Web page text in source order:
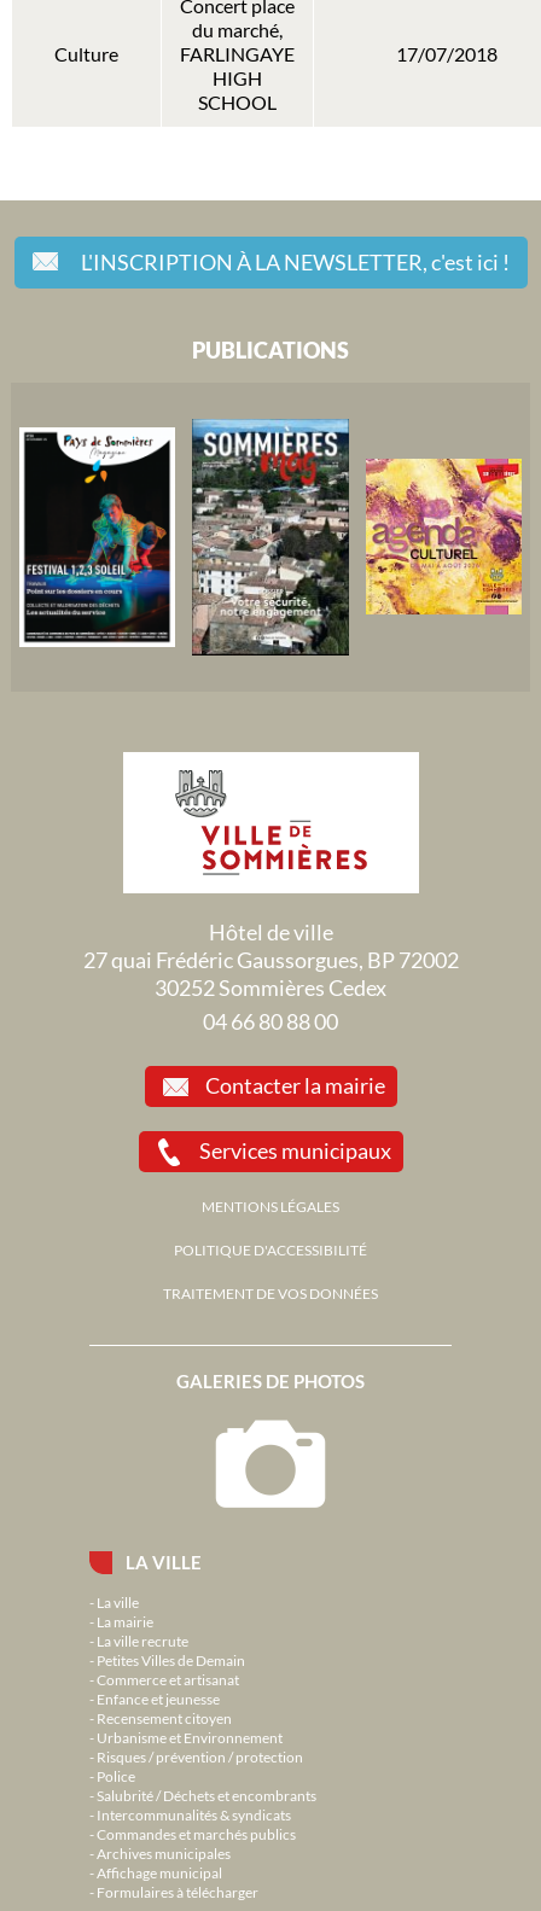
Culture
Concert place
du marché,
FARLINGAYE
HIGH
SCHOOL
17/07/2018
L'INSCRIPTION À LA NEWSLETTER,c'est ici !
LA VILLE
La ville
La mairie
La ville recrute
Petites Villes de Demain
Commerce et artisanat
Enfance et jeunesse
Recensement citoyen
Urbanisme et Environnement
Risques / prévention / protection
Police
Salubrité / Déchets et encombrants
Intercommunalités & syndicats
Commandes et marchés publics
Archives municipales
Affichage municipal
Formulaires à télécharger
GALERIES DE PHOTOS
PUBLICATIONS
Hôtel de ville
27 quai Frédéric Gaussorgues, BP 72002
30252 Sommières Cedex
04 66 80 88 00
Contacter la mairie
Services municipaux
MENTIONS LÉGALES
POLITIQUE D'ACCESSIBILITÉ
TRAITEMENT DE VOS DONNÉES